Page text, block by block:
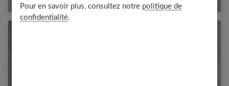
Pour en savoir plus, consultez notre politique de
confidentialité.